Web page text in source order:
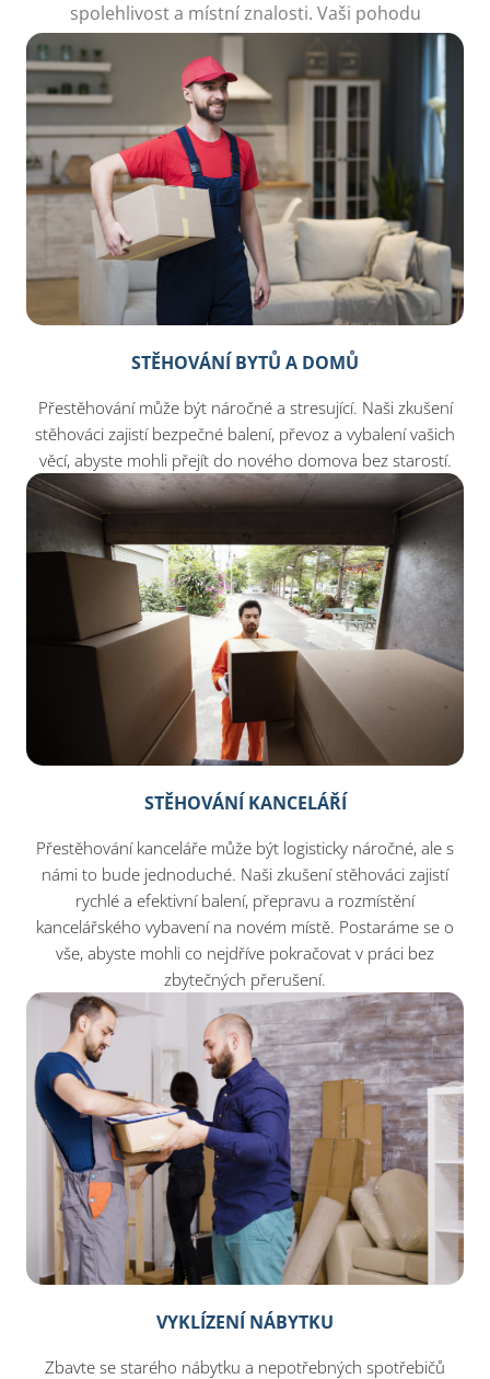
spolehlivost a místní znalosti. Vaši pohodu
zajistíme rychlým a efektivním přesunem.
STĚHOVÁNÍ BYTŮ A DOMŮ
Přestěhování může být náročné a stresující. Naši zkušení
stěhováci zajistí bezpečné balení, převoz a vybalení vašich
věcí, abyste mohli přejít do nového domova bez starostí.
STĚHOVÁNÍ KANCELÁŘÍ
Přestěhování kanceláře může být logisticky náročné, ale s
námi to bude jednoduché. Naši zkušení stěhováci zajistí
rychlé a efektivní balení, přepravu a rozmístění
kancelářského vybavení na novém místě. Postaráme se o
vše, abyste mohli co nejdříve pokračovat v práci bez
zbytečných přerušení.​
VYKLÍZENÍ NÁBYTKU
Zbavte se starého nábytku a nepotřebných spotřebičů